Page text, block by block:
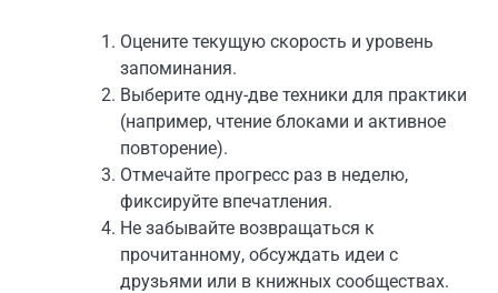
Оцените текущую скорость и уровень
запоминания.
Выберите одну-две техники для практики
(например, чтение блоками и активное
повторение).
Отмечайте прогресс раз в неделю,
фиксируйте впечатления.
Не забывайте возвращаться к
прочитанному, обсуждать идеи с
друзьями или в книжных сообществах.